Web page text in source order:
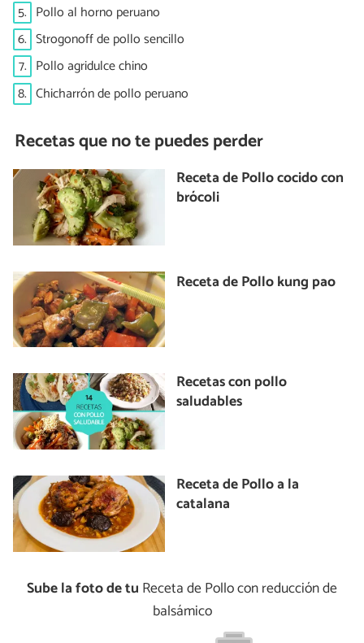
5. Pollo al horno peruano
6. Strogonoff de pollo sencillo
7. Pollo agridulce chino
8. Chicharrón de pollo peruano
Recetas que no te puedes perder
Receta de Pollo cocido con
brócoli
Receta de Pollo kung pao
Recetas con pollo
saludables
Receta de Pollo a la
catalana
Sube la foto de tu Receta de Pollo con reducción de
balsámico